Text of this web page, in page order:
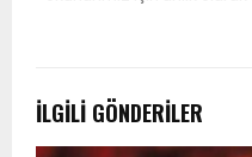
İLGILI GÖNDERILER